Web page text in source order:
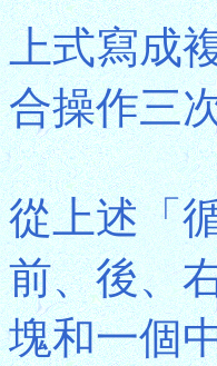
上式寫成
合操作三
從上述「
前、後、
塊和一個